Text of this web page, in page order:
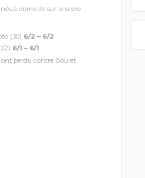
à domicile sur le score
(30) 6/2 – 6/2
2) 6/1 – 6/1
perdu contre Boulet